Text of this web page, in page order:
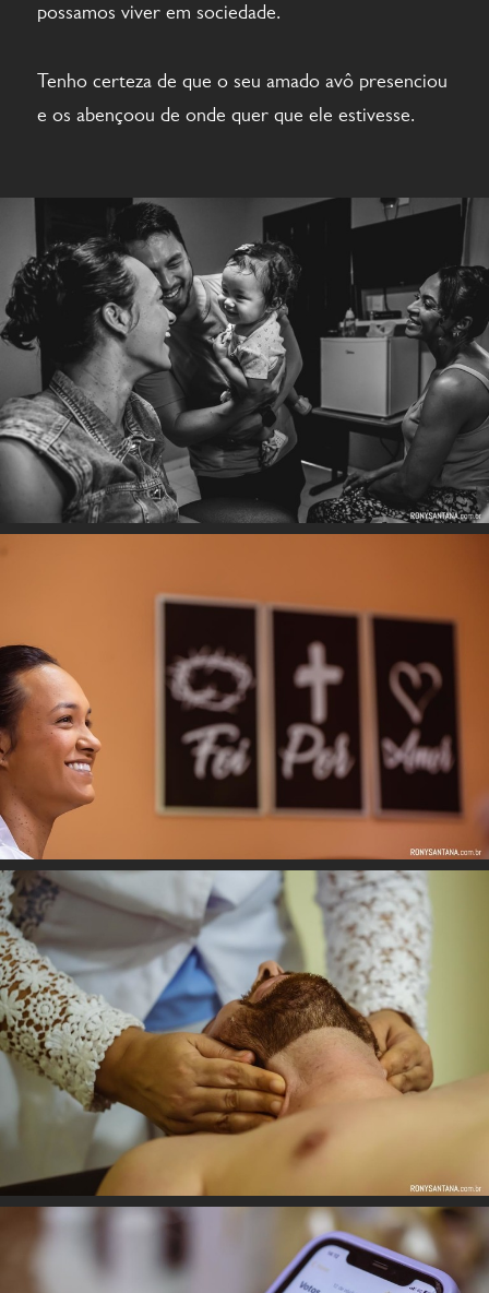
possamos viver em sociedade.
Tenho certeza de que o seu amado avô presenciou
e os abençoou de onde quer que ele estivesse.